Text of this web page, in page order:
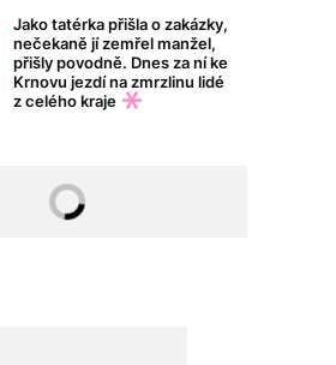
Jako tatérka přišla o zakázky,
nečekaně jí zemřel manžel,
přišly povodně. Dnes za ní ke
Krnovu jezdí na zmrzlinu lidé
z celého kraje